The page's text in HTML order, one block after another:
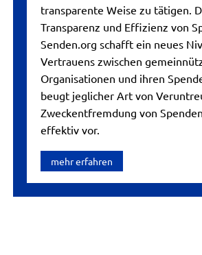
transparente Weise zu tätigen.
Transparenz und Effizienz von
Senden.org schafft ein neues
Vertrauens zwischen
Organisationen und ihren
beugt jeglicher Art von
Zweckentfremdung von
effektiv vor.
mehr erfahren